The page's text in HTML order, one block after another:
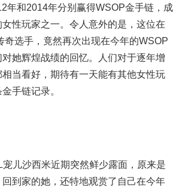
年和2014年分别赢得WSOP金手链，成
性玩家之一。令人意外的是，这位在
奇选手，竟然再次出现在今年的WSOP
她辉煌战绩的回忆。人们对于逐年增
当看好，期待有一天能有其他女性玩
手链记录。
儿沙西米近期突然鲜少露面，原来是
到家的她，还特地观赏了自己在今年